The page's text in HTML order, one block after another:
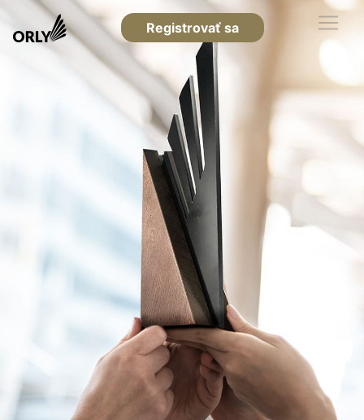
Registrovať sa